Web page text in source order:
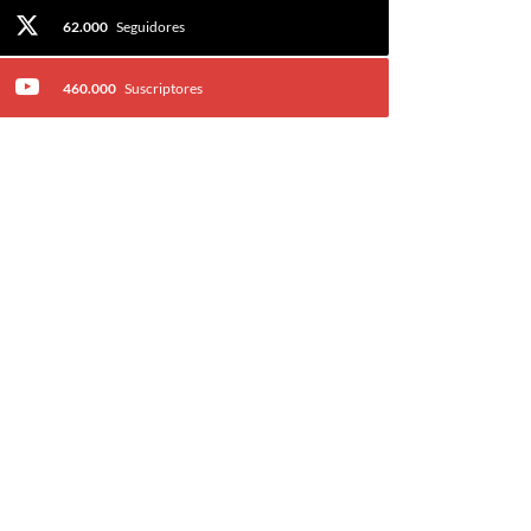
62.000 Seguidores
460.000 Suscriptores